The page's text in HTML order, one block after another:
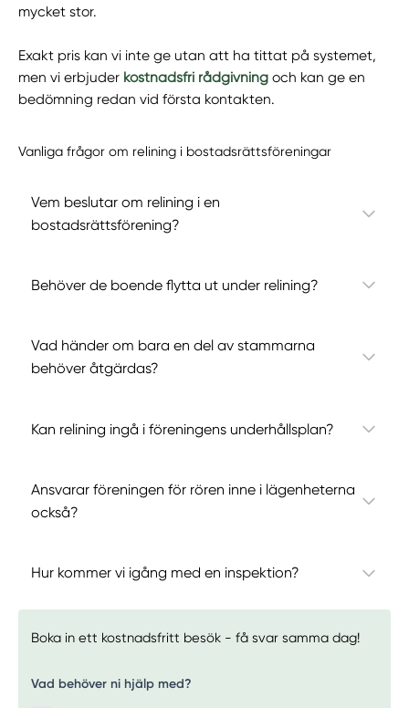
mycket stor.
Exakt pris kan vi inte ge utan att ha tittat på systemet,
men vi erbjuder kostnadsfri rådgivning och kan ge en
bedömning redan vid första kontakten.
Vanliga frågor om relining i bostadsrättsföreningar
Vem beslutar om relining i en
bostadsrättsförening?
Behöver de boende flytta ut under relining?
Vad händer om bara en del av stammarna
behöver åtgärdas?
Kan relining ingå i föreningens underhållsplan?
Ansvarar föreningen för rören inne i lägenheterna
också?
Hur kommer vi igång med en inspektion?
Boka in ett kostnadsfritt besök - få svar samma dag!
Vad behöver ni hjälp med?